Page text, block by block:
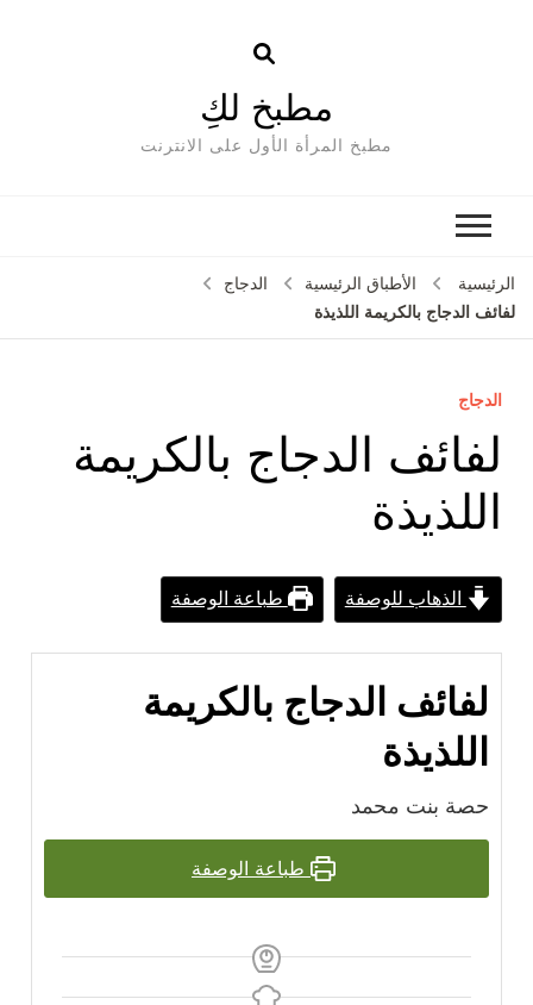
مطبخ لكِ
مطبخ المرأة الأول على الانترنت
الرئيسية الأطباق الرئيسية
الدجاج
لفائف الدجاج بالكريمة اللذيذة
الدجاج
لفائف الدجاج بالكريمة
اللذيذة
الذهاب للوصفة طباعة الوصفة
لفائف الدجاج بالكريمة
اللذيذة
حصة بنت محمد
طباعة الوصفة